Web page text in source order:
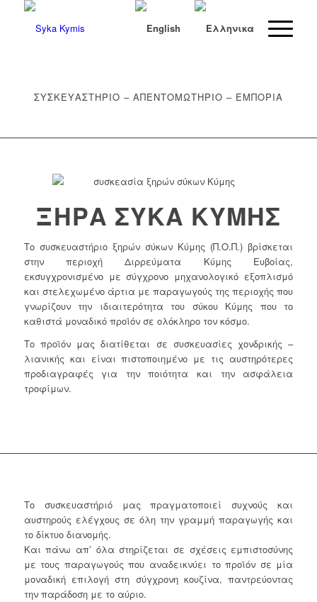
ΣΥΣΚΕΥΑΣΤΗΡΙΟ – ΑΠΕΝΤΟΜΩΤΗΡΙΟ – ΕΜΠΟΡΙΑ
ΞΗΡΑ ΣΥΚΑ ΚΥΜΗΣ
Το συσκευαστήριο ξηρών σύκων Κύμης (Π.Ο.Π.) βρίσκεται
στην περιοχή Διρρεύματα Κύμης Ευβοίας,
εκσυγχρονισμένο με σύγχρονο μηχανολογικό εξοπλισμό
και στελεχωμένο άρτια με παραγωγούς της περιοχής που
γνωρίζουν την ιδιαιτερότητα του σύκου Κύμης που το
καθιστά μοναδικό προϊόν σε ολόκληρο τον κόσμο.
Το προϊόν μας διατίθεται σε συσκευασίες χονδρικής –
λιανικής και είναι πιστοποιημένο με τις αυστηρότερες
προδιαγραφές για την ποιότητα και την ασφάλεια
τροφίμων.
Το συσκευαστήριό μας πραγματοποιεί συχνούς και
αυστηρούς ελέγχους σε όλη την γραμμή παραγωγής και
το δίκτυο διανομής.
Και πάνω απ’ όλα στηρίζεται σε σχέσεις εμπιστοσύνης
με τους παραγωγούς που αναδεικνύει το προϊόν σε μία
μοναδική επιλογή στη σύγχρονη κουζίνα, παντρεύοντας
την παράδοση με το αύριο.